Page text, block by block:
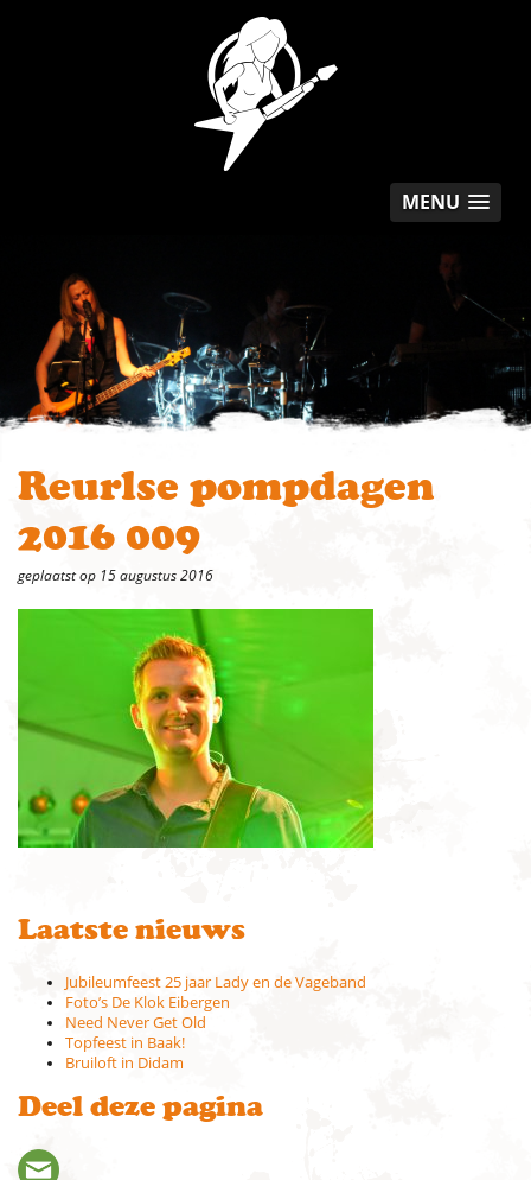
MENU
Reurlse pompdagen
2016 009
geplaatst op 15 augustus 2016
Laatste nieuws
Jubileumfeest 25 jaar Lady en de Vageband
Foto’s De Klok Eibergen
Need Never Get Old
Topfeest in Baak!
Bruiloft in Didam
Deel deze pagina